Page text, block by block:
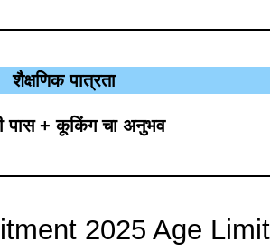
शैक्षणिक पात्रता
पास + कूकिंग चा अनुभव
2025 Age Limit